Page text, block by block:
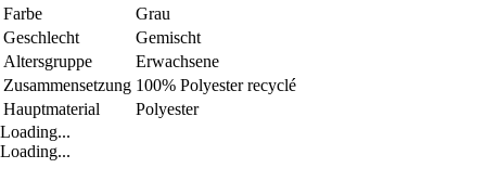
Farbe
Grau
Geschlecht
Gemischt
Altersgruppe
Erwachsene
Zusammensetzung 100% Polyester recyclé
Hauptmaterial
Polyester
Loading...
Loading...